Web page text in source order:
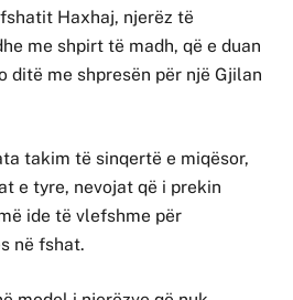
Haxhaj, njerëz të
me shpirt të madh, që e duan
ditë me shpresën për një Gjilan
takim të sinqertë e miqësor,
e tyre, nevojat që i prekin
ide të vlefshme për
në fshat.